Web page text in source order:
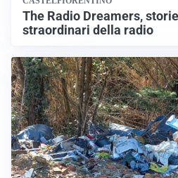
The Radio Dreamers,
straordinari della radio